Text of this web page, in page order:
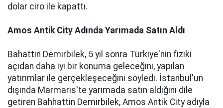
dolar ciro ile kapattı.
Amos Antik City Adında Yarımada Satın Aldı
Bahattin Demirbilek, 5 yıl sonra Türkiye'nin fiziki
açıdan daha iyi bir konuma geleceğini, yapılan
yatırımlar ile gerçekleşeceğini söyledi. İstanbul'un
dışında Marmaris'te yarımada satın aldığını dile
getiren Bahhattin Demirbilek, Amos Antik City adıyla